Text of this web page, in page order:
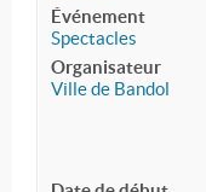
Événement
Spectacles
Organisateur
Ville de Bandol